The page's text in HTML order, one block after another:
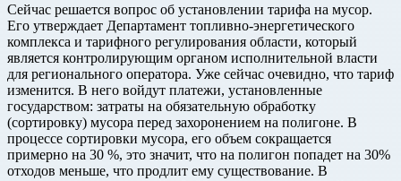
Сейчас решается вопрос об установлении тарифа на мусор.
Его утверждает Департамент топливно-энергетического
комплекса и тарифного регулирования области, который
является контролирующим органом исполнительной власти
для регионального оператора. Уже сейчас очевидно, что тариф
изменится. В него войдут платежи, установленные
государством: затраты на обязательную обработку
(сортировку) мусора перед захоронением на полигоне. В
процессе сортировки мусора, его объем сокращается
примерно на 30 %, это значит, что на полигон попадет на 30%
отходов меньше, что продлит ему существование. В